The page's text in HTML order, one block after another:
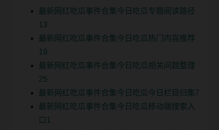
最新网红吃瓜事件合集今日吃瓜专题阅读路径
13
最新网红吃瓜事件合集今日吃瓜热门内容推荐
19
最新网红吃瓜事件合集今日吃瓜相关问题整理
25
最新网红吃瓜事件合集今日吃瓜今日栏目归集7
最新网红吃瓜事件合集今日吃瓜移动端搜索入
口1